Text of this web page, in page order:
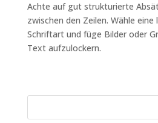
Achte auf gut strukturierte
zwischen den Zeilen. Wähle eine
Schriftart und füge Bilder oder
Text aufzulockern.